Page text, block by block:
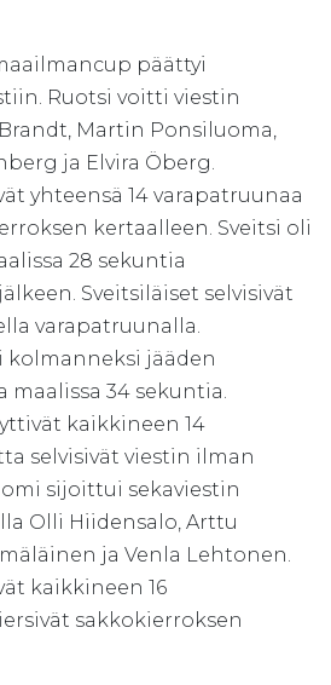
päättyi
Ruotsi voitti viestin
Martin Ponsiluoma,
ja Elvira Öberg.
yhteensä 14 varapatruunaa
kertaalleen. Sveitsi oli
28 sekuntia
Sveitsiläiset selvisivät
varapatruunalla.
kolmanneksi jääden
34 sekuntia.
kaikkineen 14
selvisivät viestin ilman
sijoittui sekaviestin
Olli Hiidensalo, Arttu
ja Venla Lehtonen.
kaikkineen 16
sakkokierroksen